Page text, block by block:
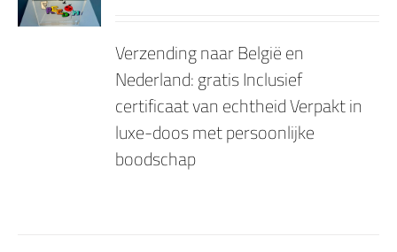
Verzending naar België en
Nederland: gratis Inclusief
certificaat van echtheid Verpakt in
luxe-doos met persoonlijke
boodschap